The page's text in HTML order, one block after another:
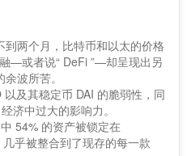
到两个月，比特币和以太的价格
—或者说“ DeFi ”—却呈现出另
波所苦。
及其稳定币 DAI 的脆弱性，同
济中过大的影响力。
54% 的资产被锁定在
乎被整合到了现存的每一款